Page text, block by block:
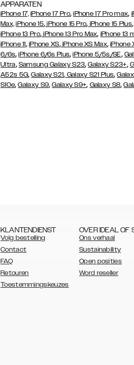
APPARATEN
iPhone 17, iPhone 17 Pro,iPhone 17 Pro max,
Max, iPhone 15, iPhone 15 Pro, iPhone 15 Plus
iPhone 13 Pro, iPhone 13 Pro Max, iPhone 13
iPhone 11, iPhone XS,iPhone XS Max,iPhone
6/6s,iPhone 6/6s Plus,iPhone 5/5s/SE,
Ultra, Samsung Galaxy S23,Galaxy S23+,
A52s 5G,Galaxy S21, Galaxy S21 Plus,
S10e,Galaxy S9,Galaxy S9+, Galaxy S8,
KLANTENDIENST
Volg bestelling
Contact
FAQ
Retouren
Toestemmingskeuzes
OVER IDEAL OF
Ons verhaal
Sustainability
Open posities
Word reseller
AUSTRALIA